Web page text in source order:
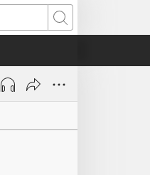
Søg